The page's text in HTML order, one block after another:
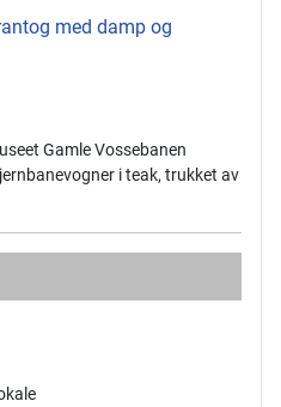
med damp og
Gamle Vossebanen
i teak, trukket av